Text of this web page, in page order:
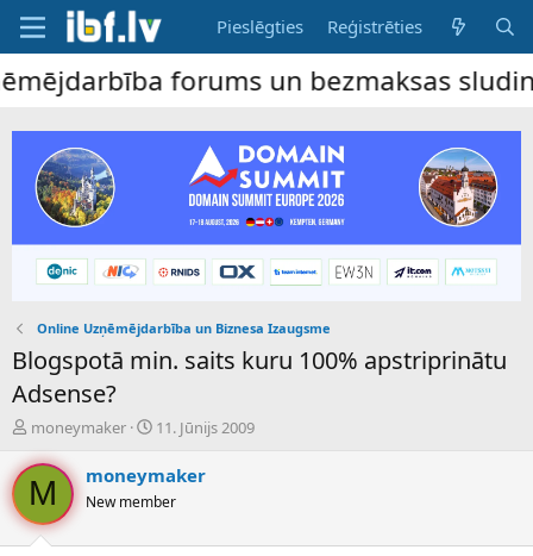
Pieslēgties Reģistrēties
forums un bezmaksas
Online Uzņēmējdarbība un Biznesa Izaugsme
Blogspotā min. saits kuru 100% apstriprinātu
Adsense?
P
v
e
d
i
moneymaker
S
k
u
m
11. Jūnijs 2009
M moneymaker
New member